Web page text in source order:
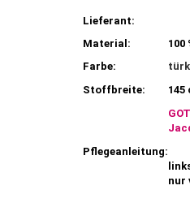
Lieferant:
Material:
100
Farbe:
Stoffbreite:
145
Pflegeanleitung:
nur